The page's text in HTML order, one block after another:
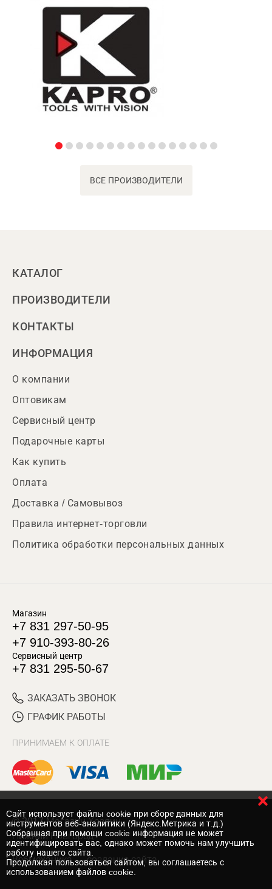
ВСЕ ПРОИЗВОДИТЕЛИ
КАТАЛОГ
ПРОИЗВОДИТЕЛИ
КОНТАКТЫ
ИНФОРМАЦИЯ
О компании
Оптовикам
Сервисный центр
Подарочные карты
Как купить
Оплата
Доставка / Самовывоз
Правила интернет-торговли
Политика обработки персональных данных
Магазин
+7 831 297-50-95
+7 910-393-80-26
Сервисный центр
+7 831 295-50-67
ЗАКАЗАТЬ ЗВОНОК
ГРАФИК РАБОТЫ
ПРИНИМАЕМ К ОПЛАТЕ
© 2017 Магазин Хозяин
Нижний Новгород
Вебмеханика — создание сайта
Cайт использует файлы cookie при сборе данных для
инструментов веб-аналитики (Яндекс.Метрика и т.д.)
Собранная при помощи cookie информация не может
идентифицировать вас, однако может помочь нам улучшить
работу нашего сайта.
Продолжая пользоваться сайтом, вы соглашаетесь с
использованием файлов cookie.